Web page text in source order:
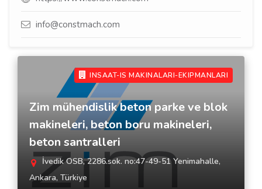
info@constmach.com
INSAAT-IS MAKINALARI-EKIPMANLARI
Zim mühendislik beton parke ve blok
makineleri, beton boru makineleri,
beton santralleri
İvedik OSB, 2286.sok. no:47-49-51 Yenimahalle,
Ankara, Türkiye